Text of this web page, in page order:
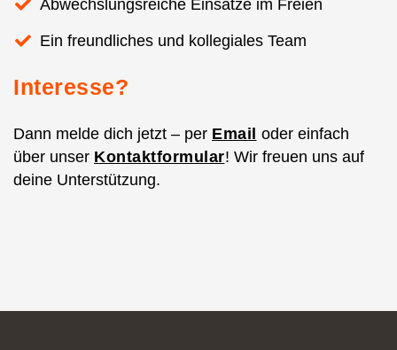
Abwechslungsreiche Einsätze im Freien
Ein freundliches und kollegiales Team
Interesse?
Dann melde dich jetzt – per Email oder einfach
über unser Kontaktformular! Wir freuen uns auf
deine Unterstützung.